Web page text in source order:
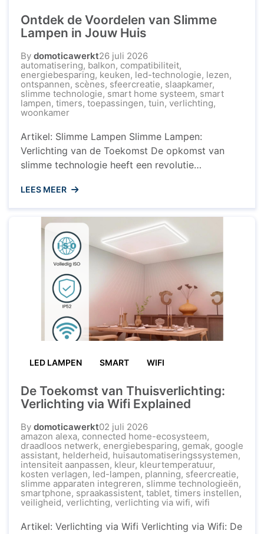
Ontdek de Voordelen van Slimme
Lampen in Jouw Huis
By domoticawerkt26 juli 2026
automatisering, balkon, compatibiliteit,
energiebesparing, keuken, led-technologie, lezen,
ontspannen, scènes, sfeercreatie, slaapkamer,
slimme technologie, smart home systeem, smart
lampen, timers, toepassingen, tuin, verlichting,
woonkamer
Artikel: Slimme Lampen Slimme Lampen:
Verlichting van de Toekomst De opkomst van
slimme technologie heeft een revolutie
geldt ook voor verlichting. Slimme lampen, ook
wel bekend als smart lampen, bieden talloze
voordelen en mogelijkheden die traditionele
verlichtingssystemen overtreffen. Wat zijn
Slimme Lampen? Slimme lampen zijn LED-lampen
die verbonden ...
LEES MEER
LED LAMPEN SMART WIFI
De Toekomst van Thuisverlichting:
Verlichting via Wifi Explained
By domoticawerkt02 juli 2026
amazon alexa, connected home-ecosysteem,
draadloos netwerk, energiebesparing, gemak, google
assistant, helderheid, huisautomatiseringssystemen,
intensiteit aanpassen, kleur, kleurtemperatuur,
kosten verlagen, led-lampen, planning, sfeercreatie,
slimme apparaten integreren, slimme technologieën,
smartphone, spraakassistent, tablet, timers instellen,
veiligheid, verlichting, verlichting via wifi, wifi
Artikel: Verlichting via Wifi Verlichting via Wifi: De